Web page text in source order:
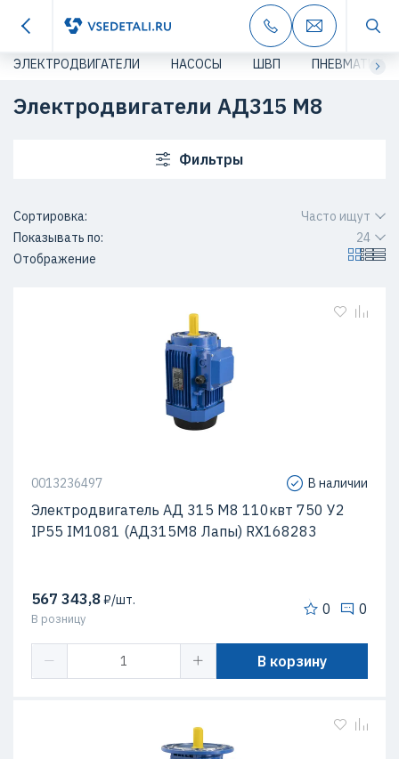
ЭЛЕКТРОДВИГАТЕЛИ НАСОСЫ ШВП ПНЕВМАТИКА
Электродвигатели АД315 M8
Фильтры
Сортировка:
Часто ищут
Показывать по:
24
Отображение
0013236497 В наличии
Электродвигатель АД 315 М8 110квт 750 У2
IP55 IM1081 (АД315М8 Лапы) RX168283
567 343,8₽/шт.
В розницу
0 0
В корзину